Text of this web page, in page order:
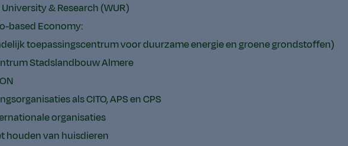
& Research (WUR)
based Economy:
toepassingscentrum voor duurzame energie en groene grondstoffen)
Stadslandbouw Almere
als CITO, APS en CPS
organisaties
houden van huisdieren